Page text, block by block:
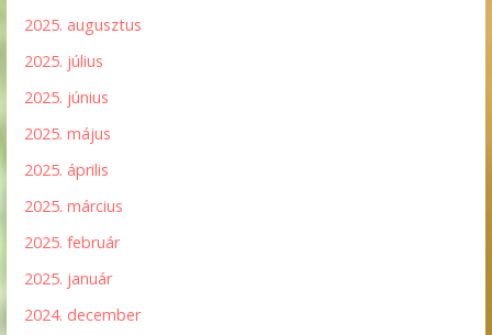
2025. augusztus
2025. július
2025. június
2025. május
2025. április
2025. március
2025. február
2025. január
2024. december